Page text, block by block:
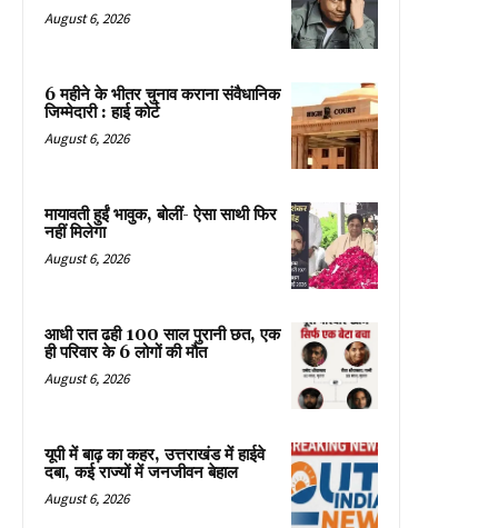
August 6, 2026
6 महीने के भीतर चुनाव कराना संवैधानिक
जिम्मेदारी : हाई कोर्ट
August 6, 2026
मायावती हुईं भावुक, बोलीं- ऐसा साथी फिर
नहीं मिलेगा
August 6, 2026
आधी रात ढही 100 साल पुरानी छत, एक
ही परिवार के 6 लोगों की मौत
August 6, 2026
यूपी में बाढ़ का कहर, उत्तराखंड में हाईवे
दबा, कई राज्यों में जनजीवन बेहाल
August 6, 2026